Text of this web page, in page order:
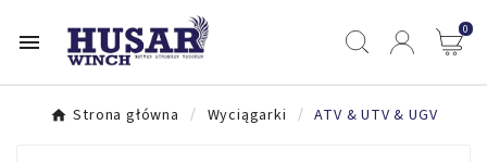
 0
Strona główna Wyciągarki ATV & UTV & UGV